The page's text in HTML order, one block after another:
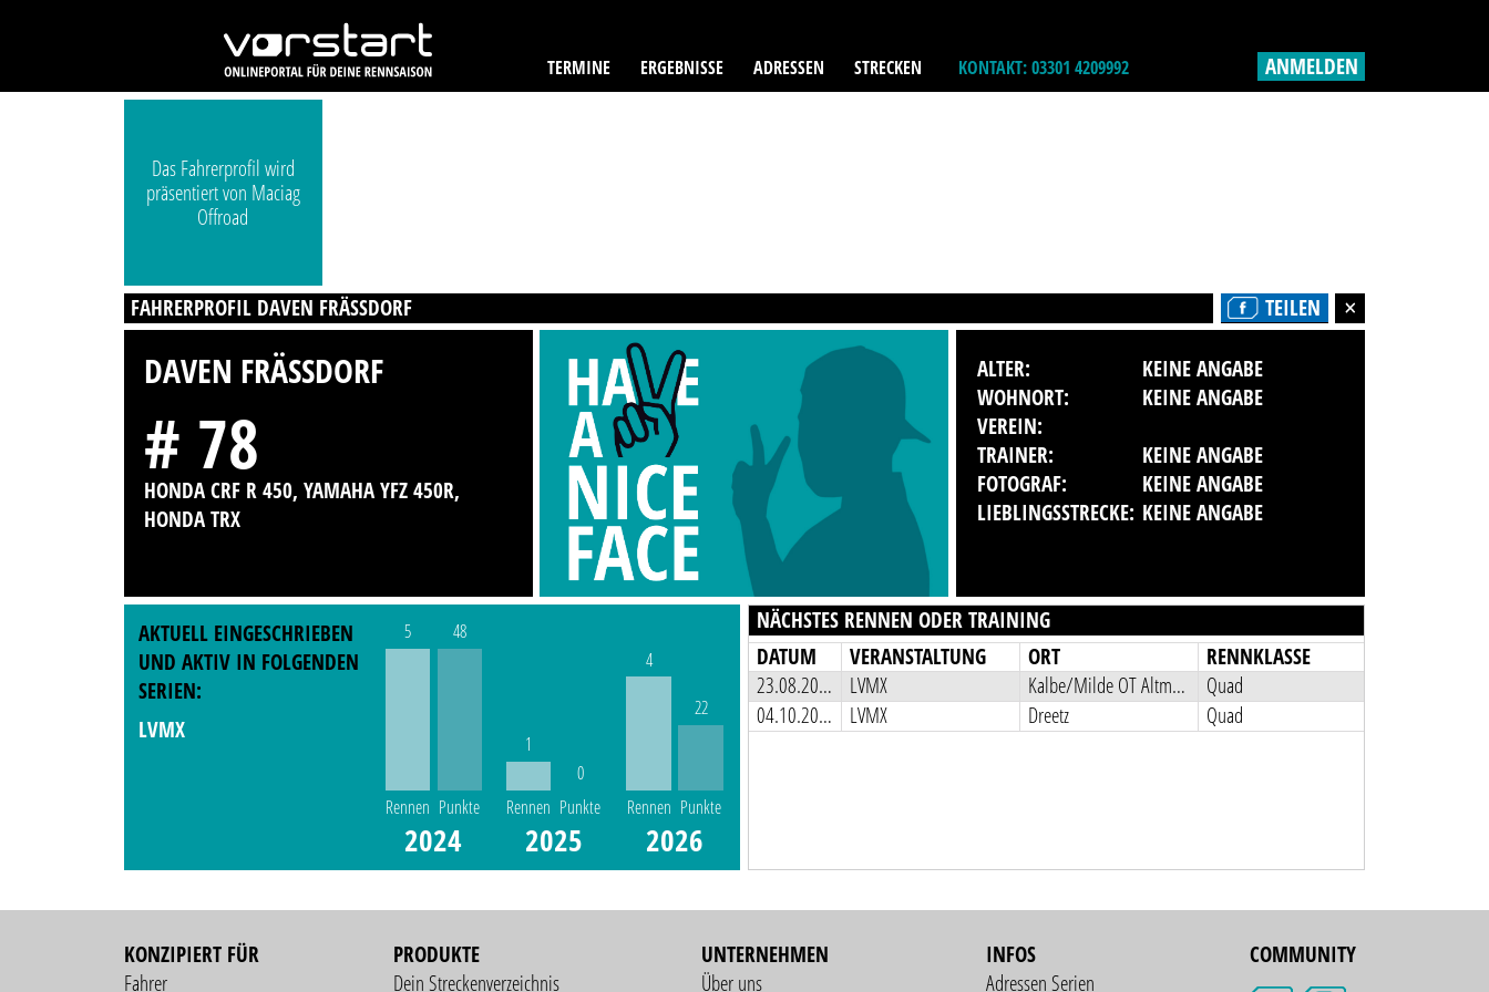
TERMINE ERGEBNISSE ADRESSEN STRECKEN KONTAKT: 03301 4209992 ANMELDEN
Das Fahrerprofil wird
präsentiert von Maciag
Offroad
FAHRERPROFIL DAVEN FRÄSSDORF TEILEN
DAVEN FRÄSSDORF
# 78
HONDA CRF R 450, YAMAHA YFZ 450R,
HONDA TRX
ALTER:
KEINE ANGABE
WOHNORT:
KEINE ANGABE
VEREIN:
TRAINER:
KEINE ANGABE
FOTOGRAF:
KEINE ANGABE
LIEBLINGSSTRECKE: KEINE ANGABE
AKTUELL EINGESCHRIEBEN
UND AKTIV IN FOLGENDEN
SERIEN:
LVMX
5
Rennen
48
Punkte
2024
1
Rennen
0
Punkte
2025
4
Rennen
22
Punkte
2026
NÄCHSTES RENNEN ODER TRAINING
DATUM
VERANSTALTUNG ORT
RENNKLASSE
23.08.2026
LVMX Kalbe/Milde OT Altmersleben
Quad
04.10.2026
LVMX Dreetz Quad
KONZIPIERT FÜR
Fahrer
PRODUKTE
Dein Streckenverzeichnis
UNTERNEHMEN
Über uns
INFOS
Adressen Serien
COMMUNITY